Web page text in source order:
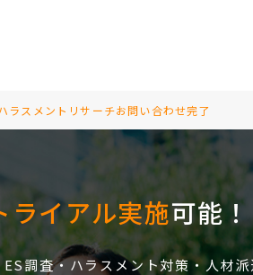
ラスメントリサーチお問い合わせ完了
ライアル実施可能！
調査・ハラスメント対策・人材